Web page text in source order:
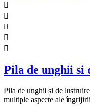





Pila de unghii si
Pila de unghii și de
multiple aspecte ale